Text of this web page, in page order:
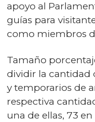
apoyo al
guías para
como miembros
Tamaño
dividir la cantidad
y temporarios de
respectiva
una de ellas, 73